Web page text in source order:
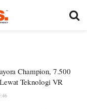
Champion, 7.500
Teknologi VR